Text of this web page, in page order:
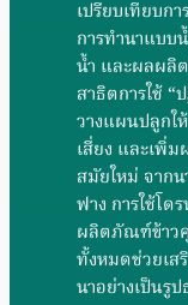
เปรียบเทียบก
การทำนาแบบ
น้ำ และผลผลิ
สาธิตการใช้
วางแผนปลูกใ
เสี่ยง และเพิ่
สมัยใหม่ จาก
ฟาง การใช้โด
ผลิตภัณฑ์ข้าว
ทั้งหมดช่วยเส
นาอย่างเป็นรูป